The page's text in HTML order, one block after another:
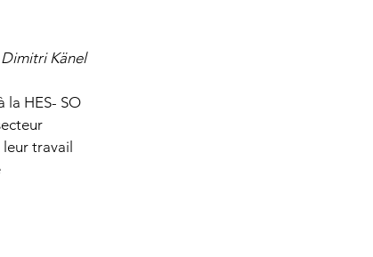
Känel
la HES- SO
travail